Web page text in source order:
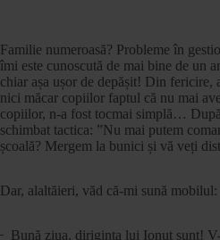
Familie numeroasă? Probleme în
îmi este cunoscută de mai bine de un
chiar așa ușor de depășit! Din fericire,
nici măcar copiilor faptul că nu mai
copiilor, n-a fost tocmai simplă…
schimbat tactica: ”Nu mai putem
școală? Mergem la bunici și vă veți
Dar, alaltăieri, văd că-mi sună mobilul:
Bună ziua, diriginta lui Ionuț sunt! V-